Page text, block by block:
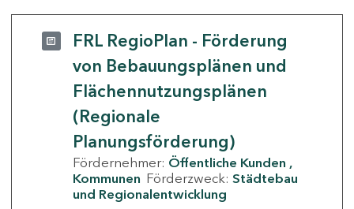
FRL RegioPlan - Förderung
von Bebauungsplänen und
Flächennutzungsplänen
(Regionale
Planungsförderung)
Fördernehmer: Öffentliche Kunden
Kommunen Förderzweck: Städtebau
und Regionalentwicklung